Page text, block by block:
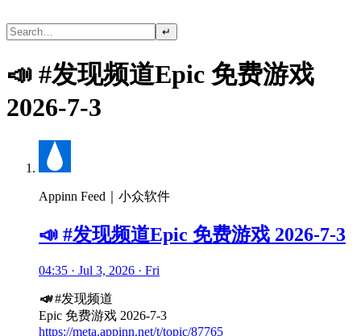
↵
📣 #发现频道Epic 免费游戏
2026-7-3
Appinn Feed｜小众软件
📣 #发现频道Epic 免费游戏 2026-7-3
04:35 · Jul 3, 2026 · Fri
📣#发现频道
Epic 免费游戏 2026-7-3
https://meta.appinn.net/t/topic/87765